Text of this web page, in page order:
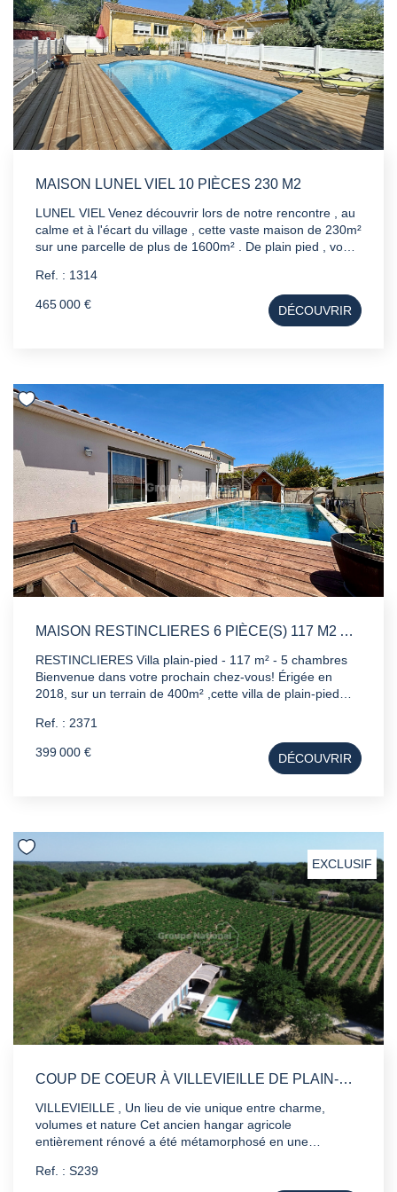
MAISON LUNEL VIEL 10 PIÈCES 230 M2
LUNEL VIEL Venez découvrir lors de notre rencontre , au
calme et à l'écart du village , cette vaste maison de 230m²
sur une parcelle de plus de 1600m² . De plain pied , vous
salle d'eau et wc. Un bien où les possibilités seront
multiples : une grande famille , des personnes ayant
d'hôtes ... Une piscine , un boulodrome et une multitude
PVC Certaines photos sont générés par l'I.A
Ref. : 1314
465 000 € DÉCOUVRIR
MAISON RESTINCLIERES 6 PIÈCE(S) 117 M2 AVEC GARAGE ET PISCINE
RESTINCLIERES Villa plain-pied - 117 m² - 5 chambres
Bienvenue dans votre prochain chez-vous! Érigée en
2018, sur un terrain de 400m² ,cette villa de plain-pied
ouverte sur l extérieur et donnant sur la piscine . Les
atouts en un coup d'oeil : - 5 chambres spacieuses dont
une suite parentale (équipée PMR) , idéal pour famille ou
télétravail. - Piscine en pierres de BALI - Garage -
Ref. : 2371
399 000 € DÉCOUVRIR
EXCLUSIF
COUP DE COEUR À VILLEVIEILLE DE PLAIN-PIED, 190 M², PISCINE ET ENVIRONNEMENT PRIVILÉGIÉ
VILLEVIEILLE , Un lieu de vie unique entre charme,
volumes et nature Cet ancien hangar agricole
entièrement rénové a été métamorphosé en une
authenticité et confort moderne se conjuguent
Ref. : S239